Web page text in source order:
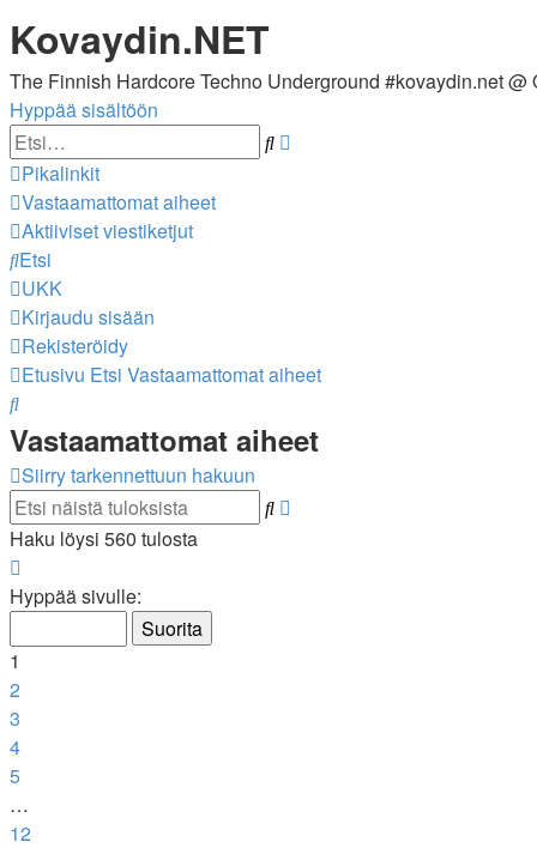
Kovaydin.NET
The Finnish Hardcore Techno Underground #kovaydin.net @
Hyppää sisältöön
Etsi
Pikalinkit
Vastaamattomat aiheet
Aktiiviset viestiketjut
Etsi
UKK
Kirjaudu sisään
Rekisteröidy
Etusivu Etsi Vastaamattomat aiheet
Etsi
Vastaamattomat aiheet
Siirry tarkennettuun hakuun
Etsi
Haku löysi 560 tulosta
1/12
Hyppää sivulle:
1
2
3
4
5
…
12